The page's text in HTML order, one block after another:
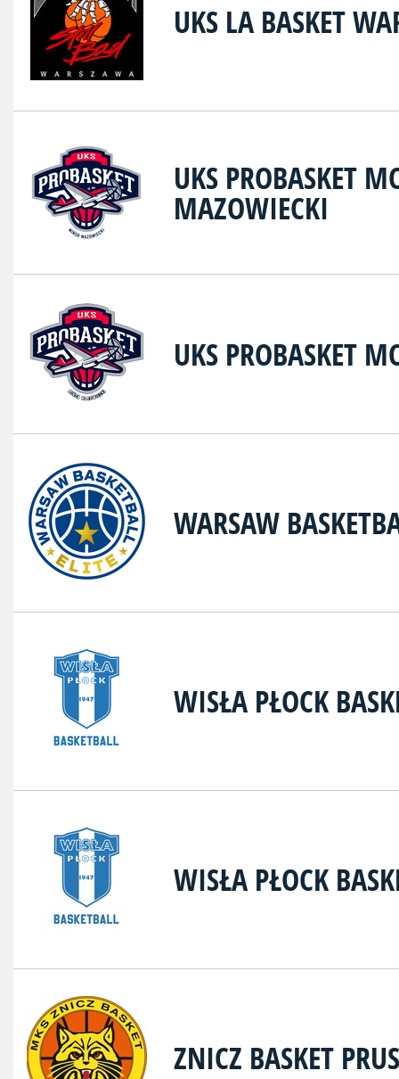
UKS LA BASKET
UKS PROBASKET
MAZOWIECKI
UKS PROBASKET
WARSAW
WISŁA PŁOCK
WISŁA PŁOCK
ZNICZ BASKET